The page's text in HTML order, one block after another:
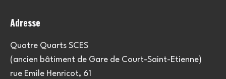
Adresse
Quatre Quarts SCES
(ancien bâtiment de Gare de Court-Saint-Etienne)
rue Emile Henricot, 61